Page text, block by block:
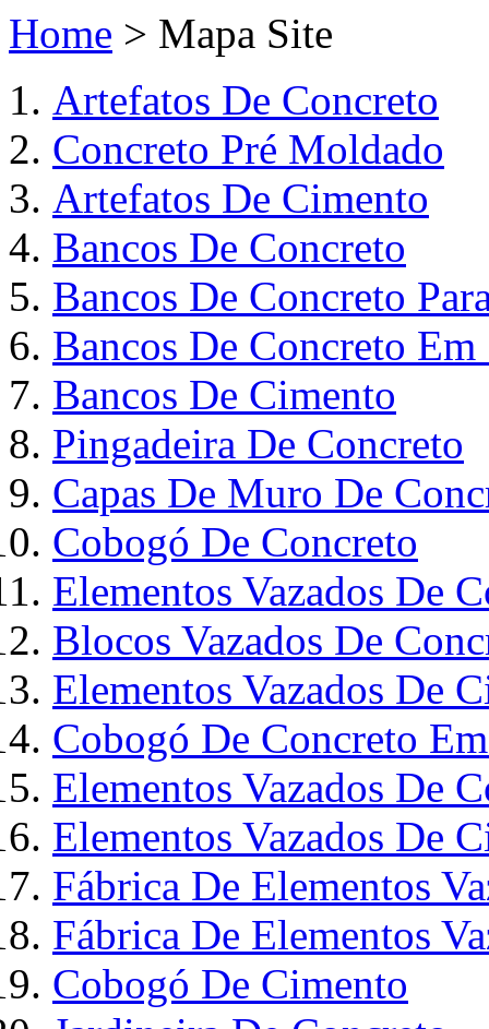
Home > Mapa Site
Artefatos De Concreto
Concreto Pré Moldado
Artefatos De Cimento
Bancos De Concreto
Bancos De Concreto
Bancos De Concreto Em
Bancos De Cimento
Pingadeira De Concreto
Capas De Muro De
Cobogó De Concreto
Elementos Vazados De
Blocos Vazados De
Elementos Vazados De
Cobogó De Concreto
Elementos Vazados De
Elementos Vazados De
Fábrica De Elementos
Fábrica De Elementos
Cobogó De Cimento